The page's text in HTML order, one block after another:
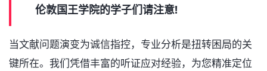
伦敦国王学院的学子们请注意!
当文献问题演变为诚信指控，专业分析是扭转困局的关
键所在。我们凭借丰富的听证应对经验，为您精准定位